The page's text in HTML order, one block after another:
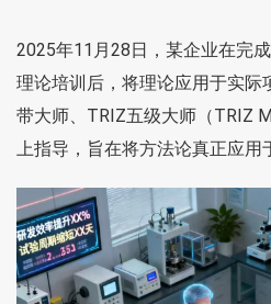
2025年11月28日，某企业在完
理论培训后，将理论应用于实际
带大师、TRIZ五级大师（TRIZ
上指导，旨在将方法论真正应用